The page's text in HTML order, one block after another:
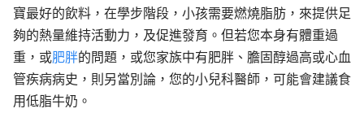
寶最好的飲料，在學步階段，小孩需要燃燒脂肪，來提供足
夠的熱量維持活動力，及促進發育。但若您本身有體重過
重，或肥胖的問題，或您家族中有肥胖、膽固醇過高或心血
管疾病病史，則另當別論，您的小兒科醫師，可能會建議食
用低脂牛奶。